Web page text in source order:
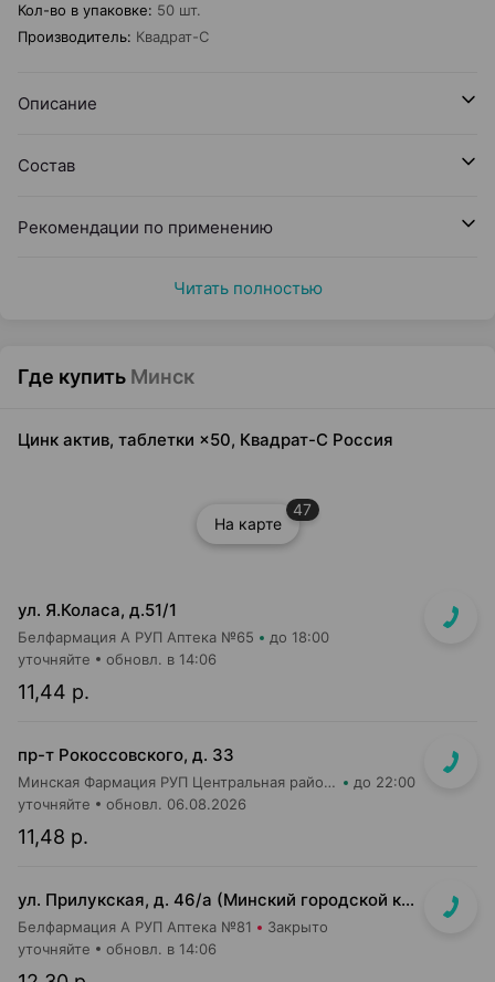
Кол-во в упаковке: 50 шт.
Производитель: Квадрат-С
Описание
Состав
Рекомендации по применению
Читать полностью
Где купить Минск
Цинк актив, таблетки ×50, Квадрат-С Россия
На карте
47
ул. Я.Коласа, д.51/1
Белфармация А РУП Аптека №65 до 18:00
11,44 р.
уточняйте обновл. в 14:06
пр-т Рокоссовского, д. 33
Минская Фармация РУП Центральная районная аптека №182 до 22:00
11,48 р.
уточняйте обновл. 06.08.2026
ул. Прилукская, д. 46/а (Минский городской клинический центр дерматовенерологии)
Белфармация А РУП Аптека №81 Закрыто
уточняйте обновл. в 14:06